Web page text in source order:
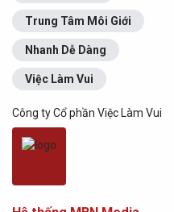
Trung Tâm Môi Giới
Nhanh Dễ Dàng
Việc Làm Vui
Công ty Cổ phần Việc Làm Vui